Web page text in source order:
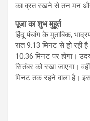
का व्रत रखने से तन मन और
पूजा का शुभ मुहूर्त
हिंदू पंचांग के मुताबिक,
रात 9:13 मिनट से हो रही
10:36 मिनट पर होगा।
सितंबर को रखा जाएगा।
मिनट तक रहने वाला है। इस